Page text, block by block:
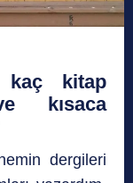
kaç kitap
kısaca
dergileri